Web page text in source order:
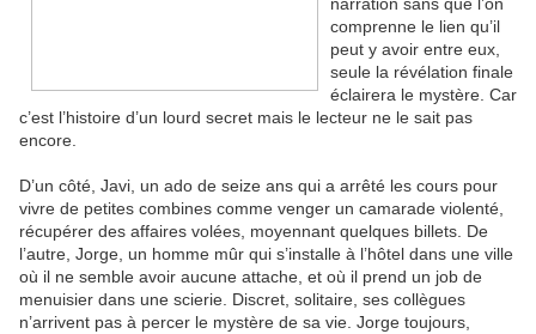
comprenne le lien qu’il
peut y avoir entre eux,
seule la révélation finale
éclairera le mystère. Car
c’est l’histoire d’un lourd secret mais le lecteur ne le sait pas
encore.
D’un côté, Javi, un ado de seize ans qui a arrêté les cours pour
vivre de petites combines comme venger un camarade violenté,
récupérer des affaires volées, moyennant quelques billets. De
l’autre, Jorge, un homme mûr qui s’installe à l’hôtel dans une ville
où il ne semble avoir aucune attache, et où il prend un job de
menuisier dans une scierie. Discret, solitaire, ses collègues
n’arrivent pas à percer le mystère de sa vie. Jorge toujours,